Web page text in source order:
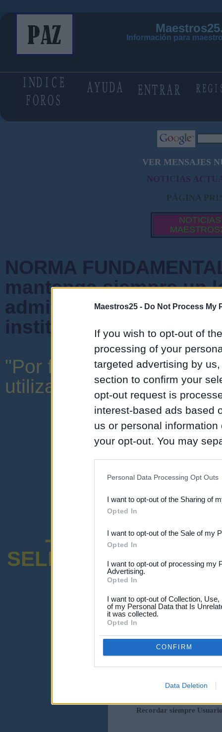
Maestros25 - Do Not Process My
If you wish to opt-out of
processing of your
targeted advertising by
section to confirm your
opt-out request is
interest-based ads based
us or personal
your opt-out. You may
Downstream Participants
third parties.
Personal Data Processing Opt Outs
I want to opt-out of the Sharing of
Opted In
I want to opt-out of the Sale of my
Opted In
I want to opt-out of processing my
Advertising.
Opted In
I want to opt-out of Collection,
of my Personal Data that Is
it was collected.
Opted In
CONFIRM
Data Deletion
Información para
VER MENSAJES
NOTICIAS
PÁGINA
NOTICIAS
NORMA
mantenga siempre un
admiten mensajes
instituciones ni que
"Por favor, no abuse de
utilizar una expresión y
-ENCUESTA
SELECTIVO
¡Advertencia!
Por favor ingresa abajo o haz clic-
Ingresar
Recordar siempre